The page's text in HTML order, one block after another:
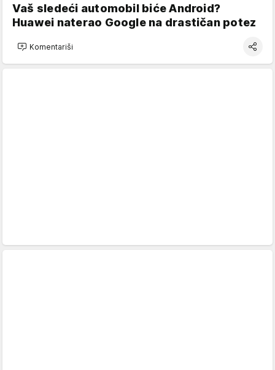
Vaš sledeći automobil biće Android?
Huawei naterao Google na drastičan potez
Komentariši